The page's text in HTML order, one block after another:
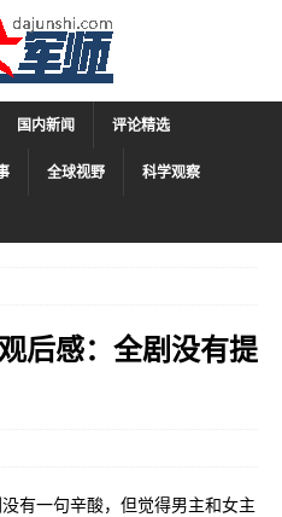
国内新闻 评论精选
全球视野 科学观察
后感：全剧没有提
有一句辛酸，但觉得男主和女主